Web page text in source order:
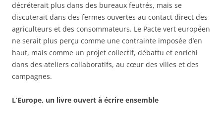
décréterait plus dans des bureaux feutrés, mais se
discuterait dans des fermes ouvertes au contact direct des
agriculteurs et des consommateurs. Le Pacte vert européen
ne serait plus perçu comme une contrainte imposée d’en
haut, mais comme un projet collectif, débattu et enrichi
dans des ateliers collaboratifs, au cœur des villes et des
campagnes.
L’Europe, un livre ouvert à écrire ensemble